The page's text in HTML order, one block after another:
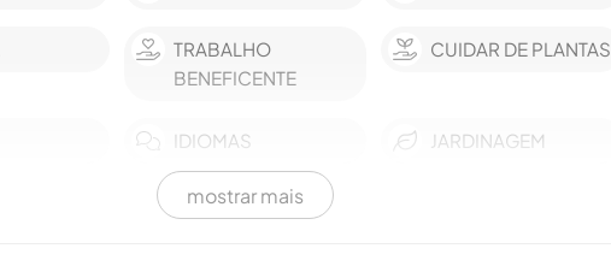
TRABALHO
BENEFICENTE
CUIDAR DE PLANTAS
IDIOMAS JARDINAGEM
LIVROS
mostrar mais